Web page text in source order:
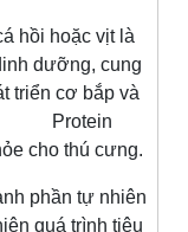
hồi hoặc vịt là
dưỡng, cung
triển cơ bắp và
Protein
cho thú cưng.
phần tự nhiên
quá trình tiêu